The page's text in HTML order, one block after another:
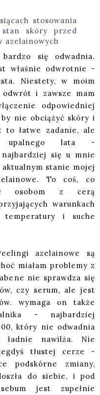
stosowania
stan skóry przed
azelainowych
się odwadnia.
właśnie odwrotnie -
Niestety, w moim
i zawsze mam
odpowiedniej
nie obciążyć skóry i
łatwe zadanie, ale
upalnego lata -
się u mnie
stanie mojej
To coś, co
osobom z cerą
warunkach
i suche
azelainowe są
miałam problemy z
nie sprawdza się
czy serum, ale jest
wymaga on także
- najbardziej
który nie odwadnia
nawilża. Nie
tłustej cerze -
podskórne zmiany,
do siebie, i pod
jest zupełnie